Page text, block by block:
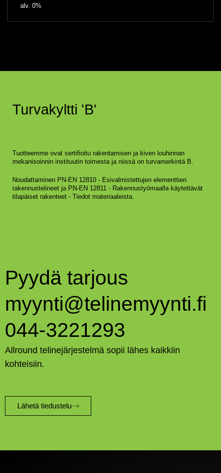
alv. 0%
Turvakyltti 'B'
Tuotteemme ovat sertifioitu rakentamisen ja kiven louhinnan
mekanisoinnin instituutin toimesta ja niissä on turvamerkintä B.
Noudattaminen PN-EN 12810 - Esivalmistettujen elementtien
rakennustelineet ja PN-EN 12811 - Rakennustyömaalla käytettävät
tilapäiset rakenteet - Tiedot materiaaleista.
Pyydä tarjous
myynti@telinemyynti.fi
044-3221293
Allround telinejärjestelmä sopii lähes kaikkiin
kohteisiin.
Lähetä tiedustelu